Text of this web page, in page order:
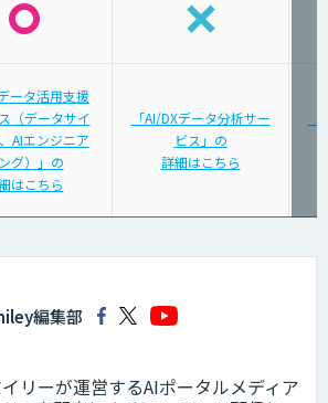
データ活用支援
（データサイ
AIエンジニア
グ）」の
はこちら
「AI/DXデータ分析サー
ビス」の
詳細はこちら
編集部
リーが運営するAIポータルメディア